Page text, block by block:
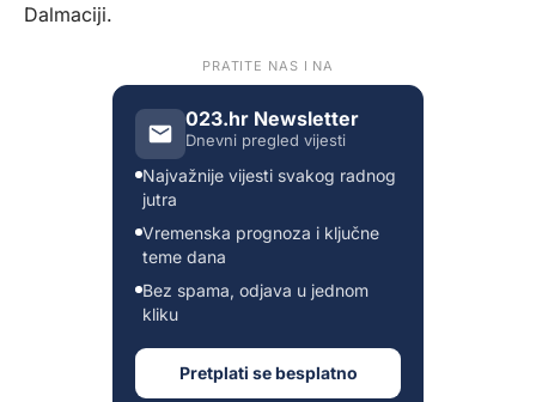
Dalmaciji.
PRATITE NAS I NA
023.hr Newsletter
Dnevni pregled vijesti
Najvažnije vijesti svakog radnog
jutra
Vremenska prognoza i ključne
teme dana
Bez spama, odjava u jednom
kliku
Pretplati se besplatno